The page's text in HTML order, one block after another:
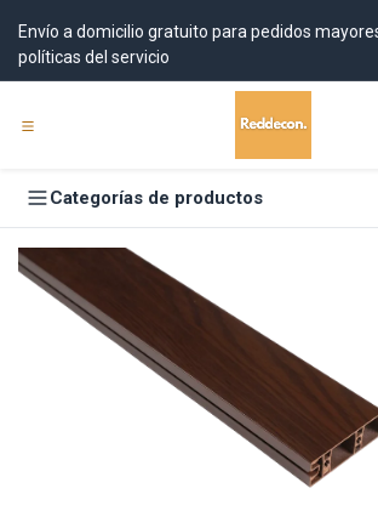
Envío a domicilio gratuito para pedidos
políticas del servicio
Categorías de productos